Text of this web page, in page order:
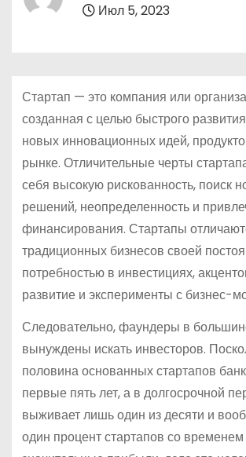
Июл 5, 2023
Стартап — это компания или
созданная с целью быстрого
новых инновационных идей,
рынке. Отличительные черты
себя высокую рискованность, поиск
решений, неопределенность и
финансирования. Стартапы
традиционных бизнесов своей
потребностью в инвестициях,
развитие и эксперименты с бизнес-
Следовательно, фаундеры в
вынуждены искать инвесторов.
половина основанных стартапов
первые пять лет, а в долгосрочной
выживает лишь один из десяти и
один процент стартапов со